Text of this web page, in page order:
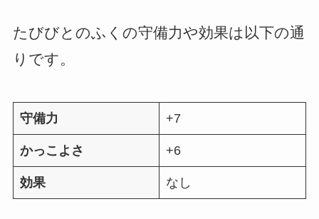
たびびとのふくの守備力や効果は以下の通
りです。
守備力 +7
かっこよさ +6
効果 なし